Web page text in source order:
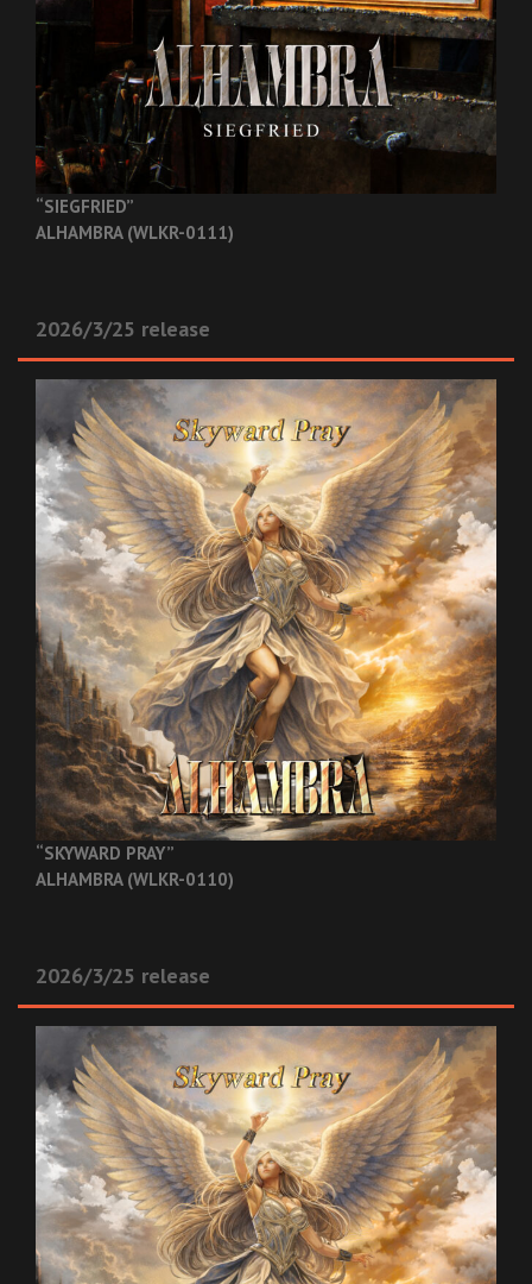
“SIEGFRIED”
ALHAMBRA (WLKR-0111)
2026/3/25 release
“SKYWARD PRAY”
ALHAMBRA (WLKR-0110)
2026/3/25 release